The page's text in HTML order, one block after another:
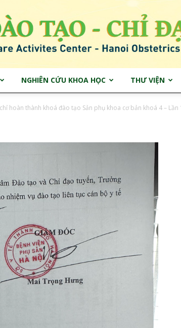
NGHIÊN CỨU KHOA HỌC THƯ VIỆN
hoàn thành khoá đào tạo Sản phụ khoa cơ bản khoá 4 – Lần